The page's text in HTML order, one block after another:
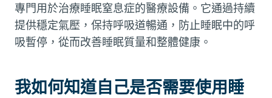
專門用於治療睡眠窒息症的醫療設備。它通過持續
提供穩定氣壓，保持呼吸道暢通，防止睡眠中的呼
吸暫停，從而改善睡眠質量和整體健康。
我如何知道自己是否需要使用睡